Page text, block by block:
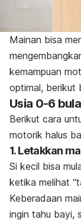
Mainan bisa
kemampuan
optimal, berikut
Usia 0-6
Berikut cara
motorik halus
1. Letakkan
Si kecil bisa
ketika melihat
Keberadaan
ingin tahu bayi,